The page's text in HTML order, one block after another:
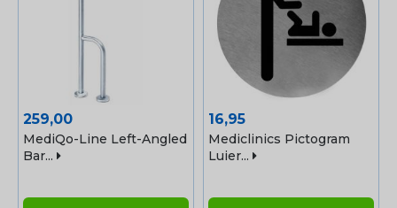
Prijs
259,00
MediQo-Line Left-Angled
Bar...
Prijs
16,95
Mediclinics Pictogram
Luier...